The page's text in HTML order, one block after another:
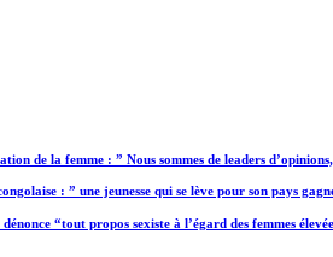
de la femme : ” Nous sommes de leaders
: ” une jeunesse qui se lève pour son pays
“tout propos sexiste à l’égard des femmes